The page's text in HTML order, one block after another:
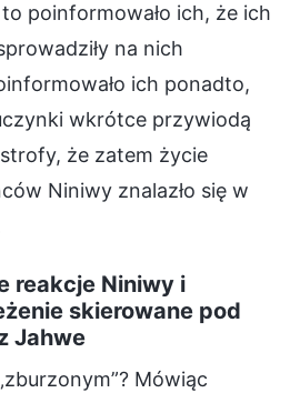
poinformowało ich, że ich
na nich
ich ponadto,
wkrótce przywiodą
że zatem życie
Niniwy znalazło się w
reakcje Niniwy i
skierowane pod
Jahwe
Mówiąc